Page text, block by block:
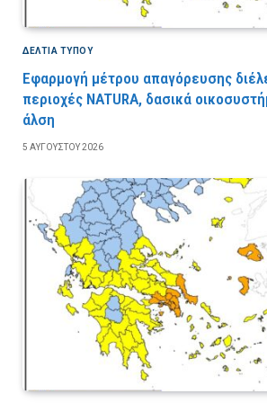
ΔΕΛΤΙΑ ΤΥΠΟΥ
Εφαρμογή μέτρου απαγόρευσης
περιοχές NATURA, δασικά
άλση
5 ΑΥΓΟΎΣΤΟΥ 2026